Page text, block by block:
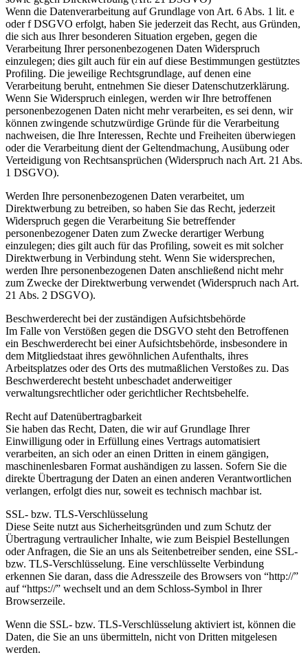
Wenn die Datenverarbeitung auf Grundlage von Art. 6 Abs. 1 lit. e
oder f DSGVO erfolgt, haben Sie jederzeit das Recht, aus Gründen,
die sich aus Ihrer besonderen Situation ergeben, gegen die
Verarbeitung Ihrer personenbezogenen Daten Widerspruch
einzulegen; dies gilt auch für ein auf diese Bestimmungen gestütztes
Profiling. Die jeweilige Rechtsgrundlage, auf denen eine
Verarbeitung beruht, entnehmen Sie dieser Datenschutzerklärung.
Wenn Sie Widerspruch einlegen, werden wir Ihre betroffenen
personenbezogenen Daten nicht mehr verarbeiten, es sei denn, wir
können zwingende schutzwürdige Gründe für die Verarbeitung
nachweisen, die Ihre Interessen, Rechte und Freiheiten überwiegen
oder die Verarbeitung dient der Geltendmachung, Ausübung oder
Verteidigung von Rechtsansprüchen (Widerspruch nach Art. 21 Abs.
1 DSGVO).
Werden Ihre personenbezogenen Daten verarbeitet, um
Direktwerbung zu betreiben, so haben Sie das Recht, jederzeit
Widerspruch gegen die Verarbeitung Sie betreffender
personenbezogener Daten zum Zwecke derartiger Werbung
einzulegen; dies gilt auch für das Profiling, soweit es mit solcher
Direktwerbung in Verbindung steht. Wenn Sie widersprechen,
werden Ihre personenbezogenen Daten anschließend nicht mehr
zum Zwecke der Direktwerbung verwendet (Widerspruch nach Art.
21 Abs. 2 DSGVO).
Beschwerderecht bei der zuständigen Aufsichtsbehörde
Im Falle von Verstößen gegen die DSGVO steht den Betroffenen
ein Beschwerderecht bei einer Aufsichtsbehörde, insbesondere in
dem Mitgliedstaat ihres gewöhnlichen Aufenthalts, ihres
Arbeitsplatzes oder des Orts des mutmaßlichen Verstoßes zu. Das
Beschwerderecht besteht unbeschadet anderweitiger
verwaltungsrechtlicher oder gerichtlicher Rechtsbehelfe.
Recht auf Datenübertragbarkeit
Sie haben das Recht, Daten, die wir auf Grundlage Ihrer
Einwilligung oder in Erfüllung eines Vertrags automatisiert
verarbeiten, an sich oder an einen Dritten in einem gängigen,
maschinenlesbaren Format aushändigen zu lassen. Sofern Sie die
direkte Übertragung der Daten an einen anderen Verantwortlichen
verlangen, erfolgt dies nur, soweit es technisch machbar ist.
SSL- bzw. TLS-Verschlüsselung
Diese Seite nutzt aus Sicherheitsgründen und zum Schutz der
Übertragung vertraulicher Inhalte, wie zum Beispiel Bestellungen
oder Anfragen, die Sie an uns als Seitenbetreiber senden, eine SSL-
bzw. TLS-Verschlüsselung. Eine verschlüsselte Verbindung
erkennen Sie daran, dass die Adresszeile des Browsers von “http://”
auf “https://” wechselt und an dem Schloss-Symbol in Ihrer
Browserzeile.
Wenn die SSL- bzw. TLS-Verschlüsselung aktiviert ist, können die
Daten, die Sie an uns übermitteln, nicht von Dritten mitgelesen
werden.